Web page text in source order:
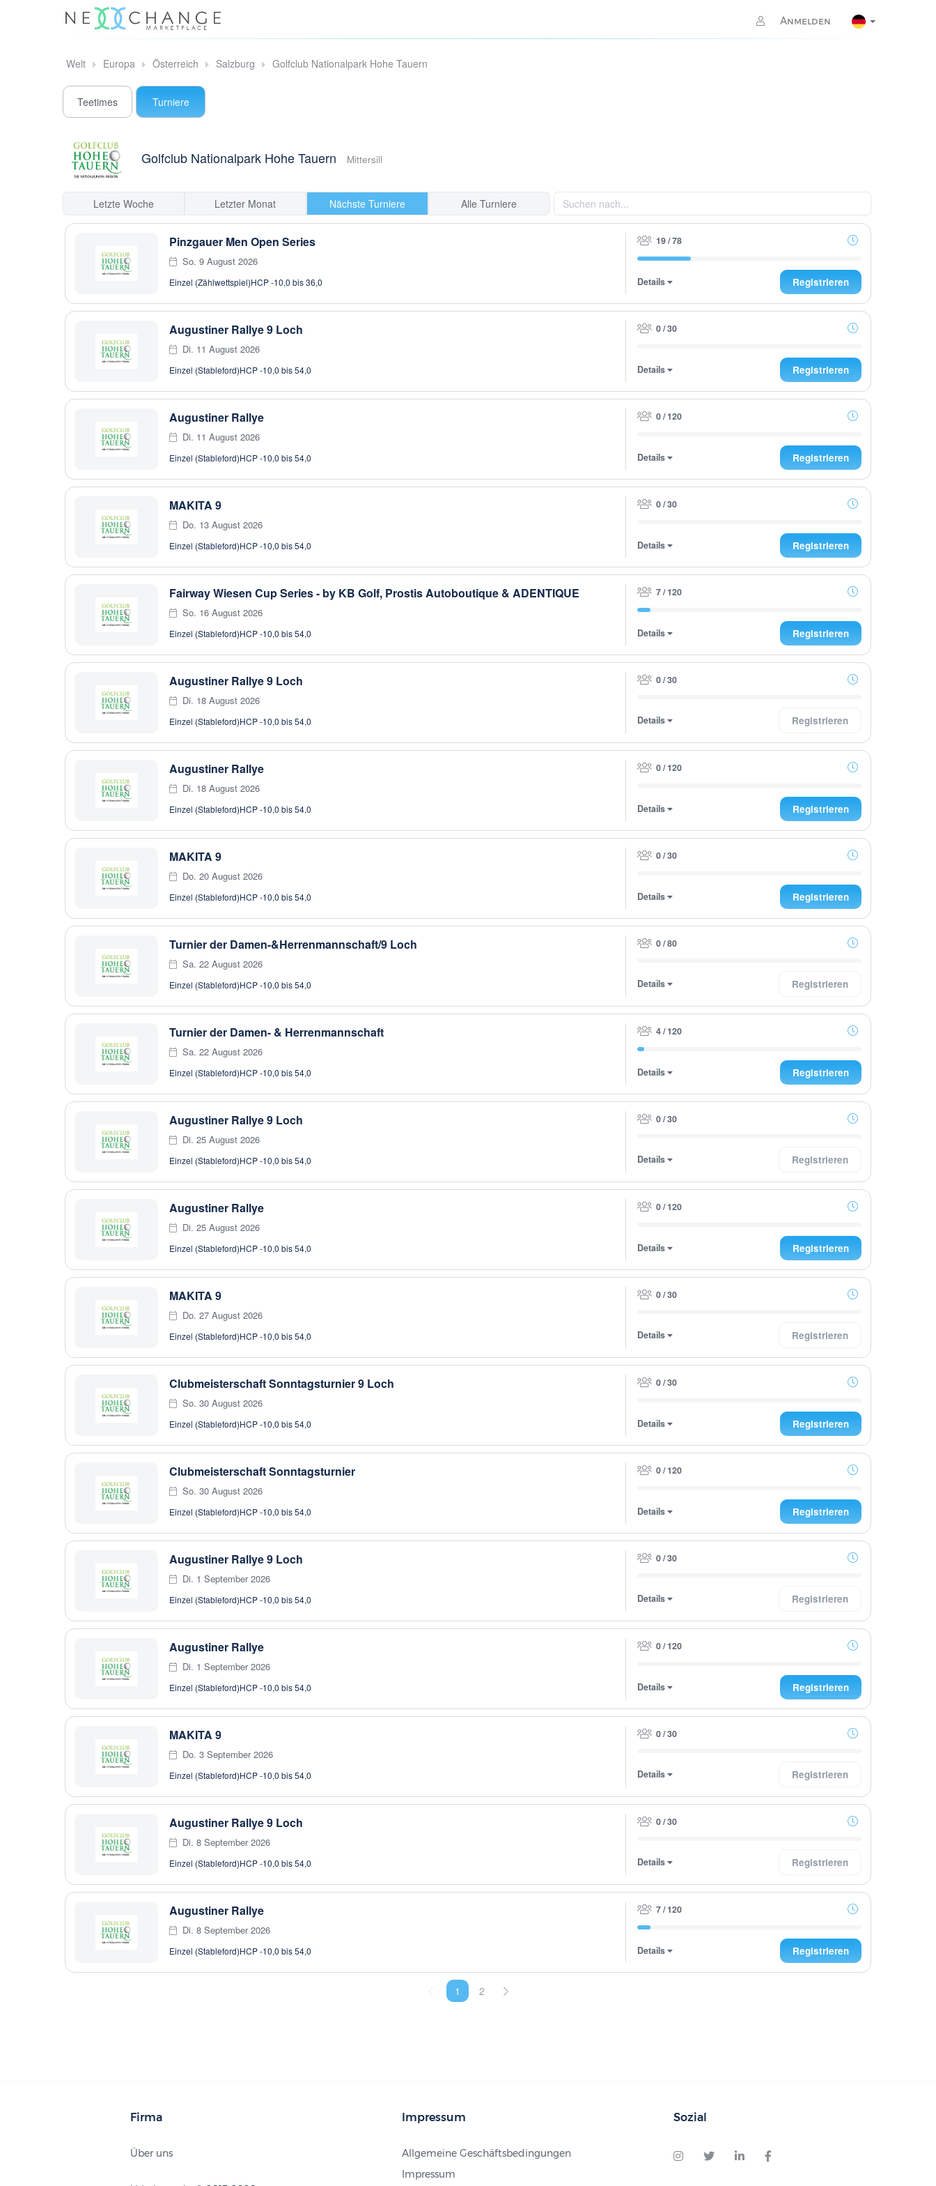
Anmelden
Welt Europa Österreich Salzburg Golfclub Nationalpark Hohe Tauern
Teetimes Turniere
Golfclub Nationalpark Hohe Tauern Mittersill
Letzte Woche Letzter Monat Nächste Turniere Alle Turniere
Pinzgauer Men Open Series
So. 9 August 2026
Einzel (Zählwettspiel)HCP -10,0 bis 36,0
19 / 78
Details Registrieren
Augustiner Rallye 9 Loch
Di. 11 August 2026
Einzel (Stableford)HCP -10,0 bis 54,0
0 / 30
Details Registrieren
Augustiner Rallye
Di. 11 August 2026
Einzel (Stableford)HCP -10,0 bis 54,0
0 / 120
Details Registrieren
MAKITA 9
Do. 13 August 2026
Einzel (Stableford)HCP -10,0 bis 54,0
0 / 30
Details Registrieren
Fairway Wiesen Cup Series - by KB Golf, Prostis Autoboutique & ADENTIQUE
So. 16 August 2026
Einzel (Stableford)HCP -10,0 bis 54,0
7 / 120
Details Registrieren
Augustiner Rallye 9 Loch
Di. 18 August 2026
Einzel (Stableford)HCP -10,0 bis 54,0
0 / 30
Details Registrieren
Augustiner Rallye
Di. 18 August 2026
Einzel (Stableford)HCP -10,0 bis 54,0
0 / 120
Details Registrieren
MAKITA 9
Do. 20 August 2026
Einzel (Stableford)HCP -10,0 bis 54,0
0 / 30
Details Registrieren
Turnier der Damen-&Herrenmannschaft/9 Loch
Sa. 22 August 2026
Einzel (Stableford)HCP -10,0 bis 54,0
0 / 80
Details Registrieren
Turnier der Damen- & Herrenmannschaft
Sa. 22 August 2026
Einzel (Stableford)HCP -10,0 bis 54,0
4 / 120
Details Registrieren
Augustiner Rallye 9 Loch
Di. 25 August 2026
Einzel (Stableford)HCP -10,0 bis 54,0
0 / 30
Details Registrieren
Augustiner Rallye
Di. 25 August 2026
Einzel (Stableford)HCP -10,0 bis 54,0
0 / 120
Details Registrieren
MAKITA 9
Do. 27 August 2026
Einzel (Stableford)HCP -10,0 bis 54,0
0 / 30
Details Registrieren
Clubmeisterschaft Sonntagsturnier 9 Loch
So. 30 August 2026
Einzel (Stableford)HCP -10,0 bis 54,0
0 / 30
Details Registrieren
Clubmeisterschaft Sonntagsturnier
So. 30 August 2026
Einzel (Stableford)HCP -10,0 bis 54,0
0 / 120
Details Registrieren
Augustiner Rallye 9 Loch
Di. 1 September 2026
Einzel (Stableford)HCP -10,0 bis 54,0
0 / 30
Details Registrieren
Augustiner Rallye
Di. 1 September 2026
Einzel (Stableford)HCP -10,0 bis 54,0
0 / 120
Details Registrieren
MAKITA 9
Do. 3 September 2026
Einzel (Stableford)HCP -10,0 bis 54,0
0 / 30
Details Registrieren
Augustiner Rallye 9 Loch
Di. 8 September 2026
Einzel (Stableford)HCP -10,0 bis 54,0
0 / 30
Details Registrieren
Augustiner Rallye
Di. 8 September 2026
Einzel (Stableford)HCP -10,0 bis 54,0
7 / 120
Details Registrieren
1 2
Firma
Über uns
Impressum
Allgemeine Geschäftsbedingungen
Impressum
Sozial